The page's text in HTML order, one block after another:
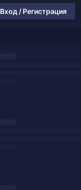
Вход / Регистрация